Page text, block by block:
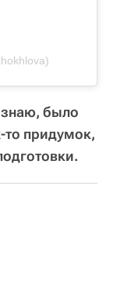
было
то придумок,